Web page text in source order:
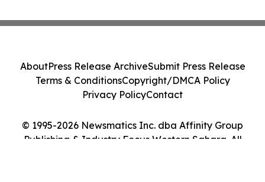
© 1995-2026 Newsmatics Inc. dba Affinity Group
Publishing & Industry Focus Western Sahara. All
AboutPress Release ArchiveSubmit Press Release
Terms & ConditionsCopyright/DMCA Policy
Privacy PolicyContact